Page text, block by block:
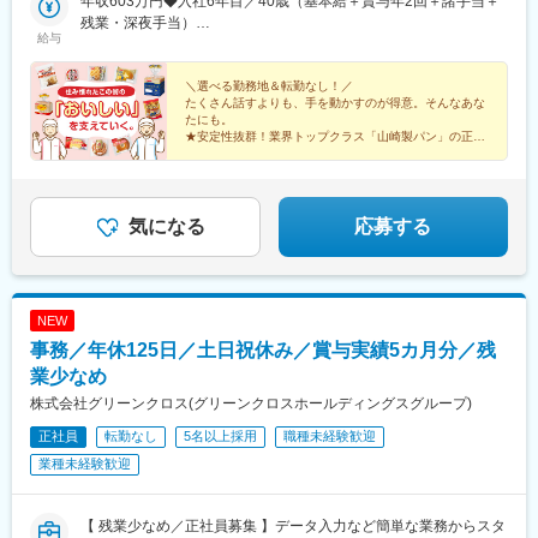
駅、新座駅、東戸塚駅、鴨居駅、平塚駅、小杉駅、荻川駅、宮内
駅(新潟県)、春江駅、屋代高校前駅、小井川駅、小田井駅、三河安
志駅、伊勢田駅、向島駅、西神中央駅、溝口駅、総社駅、河戸帆
待川駅、嘉川駅、北伊予駅、豊浜駅、鳴門駅、ししぶ駅、東多久
駅、西諫早駅、松橋駅、上本郷駅
給与
残業・深夜手当）
残業・深夜手当）
＼選べる勤務地＆転勤なし！／
たくさん話すよりも、手を動かすのが得意。そんなあな
たにも。
★安定性抜群！業界トップクラス「山崎製パン」の正社
★未経験歓迎／学歴不問／人物重視の採用！
気になる 応募する
NEW
事務／年休125日／土日祝休み／賞与実績5カ月分／残
業少なめ
株式会社グリーンクロス(グリーンクロスホールディングスグループ)
正社員 転勤なし 5名以上採用
職種未経験歓迎
業種未経験歓迎
【 残業少なめ／正社員募集 】データ入力など簡単な業務からスタ